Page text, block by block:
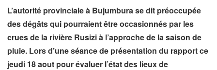
L’autorité provinciale à Bujumbura se dit préoccupée
des dégâts qui pourraient être occasionnés par les
crues de la rivière Rusizi à l’approche de la saison de
pluie. Lors d’une séance de présentation du rapport ce
jeudi 18 aout pour évaluer l’état des lieux de